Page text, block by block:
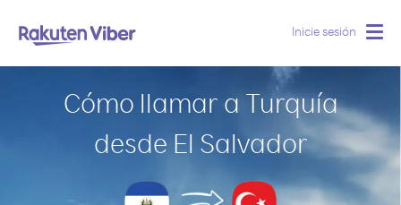
Inicie sesión
Cómo llamar a Turquía
desde El Salvador